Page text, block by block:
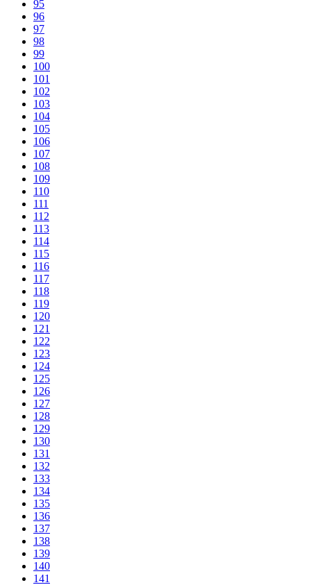
95
96
97
98
99
100
101
102
103
104
105
106
107
108
109
110
111
112
113
114
115
116
117
118
119
120
121
122
123
124
125
126
127
128
129
130
131
132
133
134
135
136
137
138
139
140
141